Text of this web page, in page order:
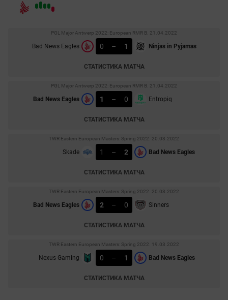
PGL Major Antwerp 2022: European RMR B. 21.04.2022
Bad News Eagles 0 – 1 Ninjas in Pyjamas
СТАТИСТИКА МАТЧА
PGL Major Antwerp 2022: European RMR B. 21.04.2022
Bad News Eagles 1 – 0 Entropiq
СТАТИСТИКА МАТЧА
TWR Eastern European Masters: Spring 2022. 20.03.2022
Skade 1 – 2 Bad News Eagles
СТАТИСТИКА МАТЧА
TWR Eastern European Masters: Spring 2022. 20.03.2022
Bad News Eagles 2 – 0 Sinners
СТАТИСТИКА МАТЧА
TWR Eastern European Masters: Spring 2022. 19.03.2022
Nexus Gaming 0 – 1 Bad News Eagles
СТАТИСТИКА МАТЧА